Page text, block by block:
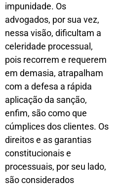
impunidade. Os
advogados, por sua vez,
nessa visão, dificultam a
celeridade processual,
pois recorrem e requerem
em demasia, atrapalham
com a defesa a rápida
aplicação da sanção,
enfim, são como que
cúmplices dos clientes. Os
direitos e as garantias
constitucionais e
processuais, por seu lado,
são considerados